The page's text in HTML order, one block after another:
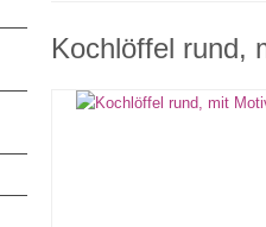
Kochlöffel rund,